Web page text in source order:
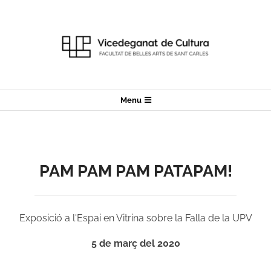
Navigation
Menu
PAM PAM PAM PATAPAM!
Exposició a l'Espai en Vitrina sobre la Falla de la UPV
5 de març del 2020